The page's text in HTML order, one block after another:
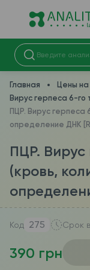
Главная Цены
Вирус герпеса 6-го
ПЦР. Вирус герпеса
определение ДНК
ПЦР. Вирус
(кровь,
Код 275 Срок
390 грн